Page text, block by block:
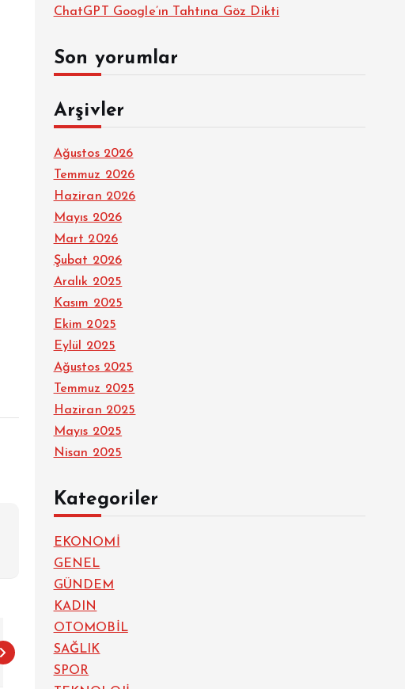
ChatGPT Google’ın Tahtına Göz Dikti
Son yorumlar
Arşivler
Ağustos 2026
Temmuz 2026
Haziran 2026
Mayıs 2026
Mart 2026
Şubat 2026
Aralık 2025
Kasım 2025
Ekim 2025
Eylül 2025
Ağustos 2025
Temmuz 2025
Haziran 2025
Mayıs 2025
Nisan 2025
Kategoriler
EKONOMİ
GENEL
GÜNDEM
KADIN
OTOMOBİL
SAĞLIK
SPOR